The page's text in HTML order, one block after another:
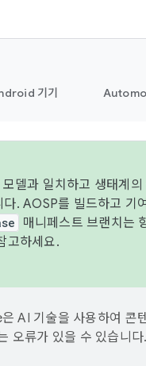
기기
델과 일치하고 생태계
. AOSP를 빌드하고 기
매니페스트 브랜치는
고하세요.
AI 기술을 사용하여 콘
오류가 있을 수 있습니다.